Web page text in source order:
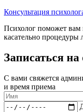
Консультация
Психолог поможет вам
касательно процедуры
Записаться
С вами свяжется
и время приема​